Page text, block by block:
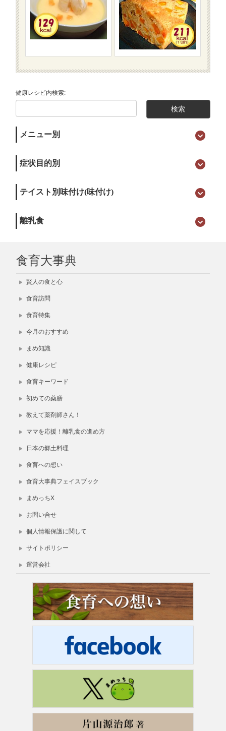
健康レシピ内検索:
メニュー別
症状目的別
テイスト別味付け(味付け)
離乳食
食育大事典
賢人の食と心
食育訪問
食育特集
今月のおすすめ
まめ知識
健康レシピ
食育キーワード
初めての薬膳
教えて薬剤師さん！
ママを応援！離乳食の進め方
日本の郷土料理
食育への想い
食育大事典フェイスブック
まめっちX
お問い合せ
個人情報保護に関して
サイトポリシー
運営会社